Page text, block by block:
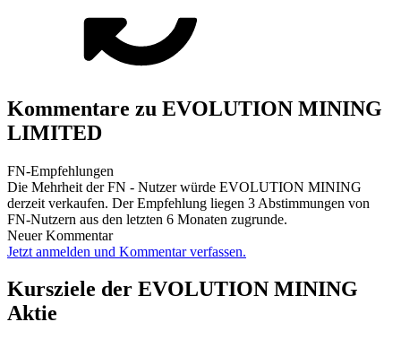
Kommentare zu EVOLUTION MINING
LIMITED
FN-Empfehlungen
Die Mehrheit der FN - Nutzer würde EVOLUTION MINING
derzeit verkaufen. Der Empfehlung liegen 3 Abstimmungen von
FN-Nutzern aus den letzten 6 Monaten zugrunde.
Neuer Kommentar
Jetzt anmelden und Kommentar verfassen.
Kursziele der EVOLUTION MINING
Aktie